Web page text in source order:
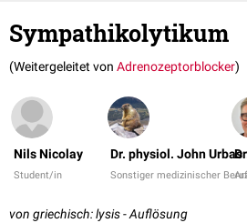
Sympathikolytikum
(Weitergeleitet von Adrenozeptorblocker)
Nils Nicolay
Student/in
Dr. physiol. John Urbas
Sonstiger medizinischer Beruf
von griechisch: lysis - Auflösung